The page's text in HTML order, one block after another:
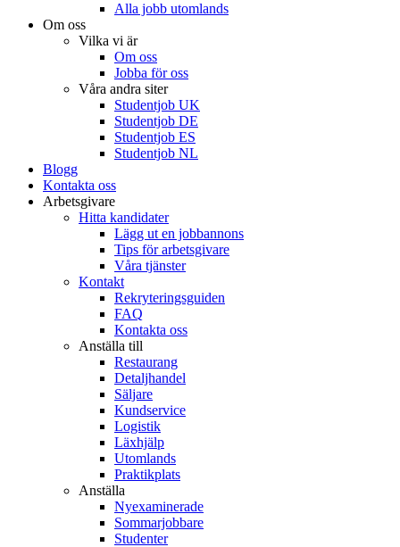
Alla jobb utomlands
Om oss
Vilka vi är
Om oss
Jobba för oss
Våra andra siter
Studentjob UK
Studentjob DE
Studentjob ES
Studentjob NL
Blogg
Kontakta oss
Arbetsgivare
Hitta kandidater
Lägg ut en jobbannons
Tips för arbetsgivare
Våra tjänster
Kontakt
Rekryteringsguiden
FAQ
Kontakta oss
Anställa till
Restaurang
Detaljhandel
Säljare
Kundservice
Logistik
Läxhjälp
Utomlands
Praktikplats
Anställa
Nyexaminerade
Sommarjobbare
Studenter